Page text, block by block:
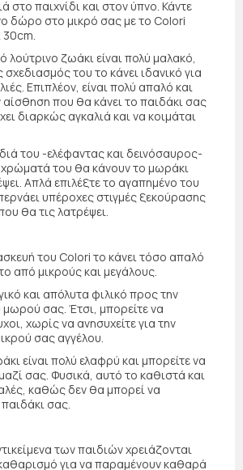
στο παιχνίδι και στον ύπνο. Κάντε
δώρο στο μικρό σας με το Colori
30cm.
ζωάκι είναι πολύ μαλακό,
του το κάνει ιδανικό για
Επιπλέον, είναι πολύ απαλό και
αίσθηση που θα κάνει το παιδάκι σας
διαρκώς αγκαλιά και να κοιμάται
του -ελέφαντας και δεινόσαυρος-
του θα κάνουν το μωράκι
Απλά επιλέξτε το αγαπημένο του
υπέροχες στιγμές ξεκούρασης
θα τις λατρέψει.
του Colori το κάνει τόσο απαλό
από μικρούς και μεγάλους.
και απόλυτα φιλικό προς την
μωρού σας. Έτσι, μπορείτε να
χωρίς να ανησυχείτε για την
σας αγγέλου.
είναι πολύ ελαφρύ και μπορείτε να
σας. Φυσικά, αυτό το καθιστά και
καθώς δεν θα μπορεί να
σας.
των παιδιών χρειάζονται
για να παραμένουν καθαρά